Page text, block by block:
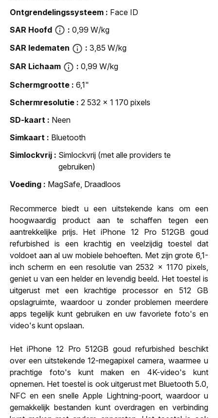
Ontgrendelingssysteem
Face ID
SAR Hoofd
0,99 W/kg
SAR ledematen
3,85 W/kg
SAR Lichaam
0,99 W/kg
Schermgrootte
6,1"
Schermresolutie
2 532 x 1 170 pixels
SD-kaart
Neen
Simkaart
Bluetooth
Simlockvrij
Simlockvrij (met alle providers te
gebruiken)
Voeding
MagSafe, Draadloos
Recommerce biedt u een uitstekende kans om een
hoogwaardig product aan te schaffen tegen een
aantrekkelijke prijs. Het iPhone 12 Pro 512GB goud
refurbished is een krachtig en veelzijdig toestel dat
voldoet aan al uw mobiele behoeften. Met zijn grote 6,1-
inch scherm en een resolutie van 2532 x 1170 pixels,
geniet u van een helder en levendig beeld. Het toestel is
uitgerust met een krachtige processor en 512 GB
opslagruimte, waardoor u zonder problemen meerdere
apps tegelijk kunt gebruiken en uw favoriete foto's en
video's kunt opslaan.
Het iPhone 12 Pro 512GB goud refurbished beschikt
over een uitstekende 12-megapixel camera, waarmee u
prachtige foto's kunt maken en 4K-video's kunt
opnemen. Het toestel is ook uitgerust met Bluetooth 5.0,
NFC en een snelle Apple Lightning-poort, waardoor u
gemakkelijk bestanden kunt overdragen en verbinding